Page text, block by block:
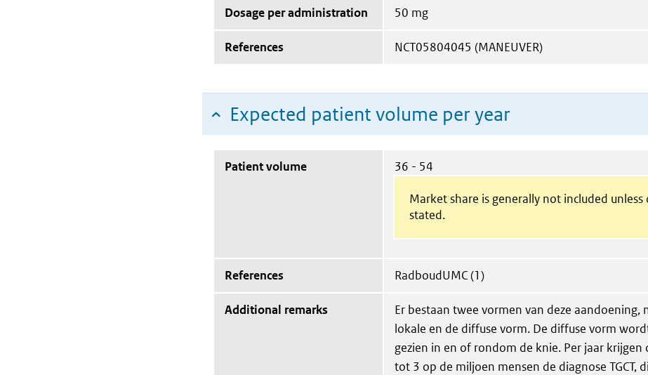
Dosage per administration 50 mg
References NCT05804045 (MANEUVER)
Expected patient volume per year
Patient volume 36 - 54
Market share is generally not included unless
stated.
References RadboudUMC (1)
Additional remarks
Er bestaan twee vormen van deze aandoening,
lokale en de diffuse vorm. De diffuse vorm
gezien in en of rondom de knie. Per jaar krijgen
tot 3 op de miljoen mensen de diagnose TGCT,